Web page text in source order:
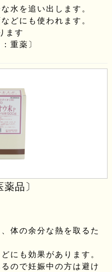
水を追い出します。
どにも使われます。
ます
重薬〕
品〕
体の余分な熱を取るた
にも効果があります。
ので妊娠中の方は避け